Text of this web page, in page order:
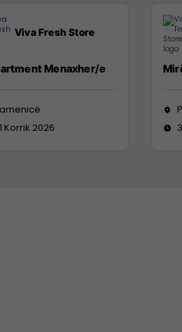
Viva Fresh Store
Menaxher/e
Korrik 2026